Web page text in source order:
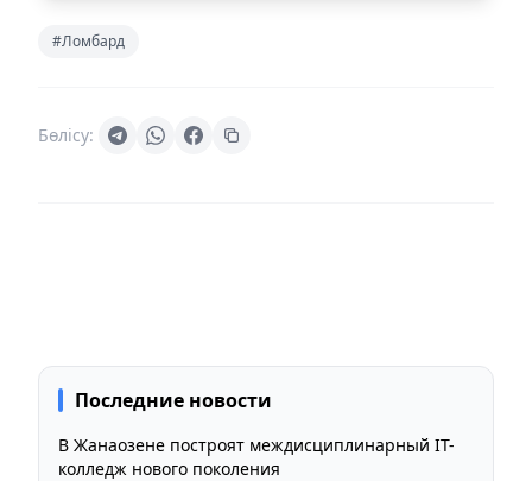
#Ломбард
Бөлісу:
Последние новости
В Жанаозене построят междисциплинарный IT-
колледж нового поколения